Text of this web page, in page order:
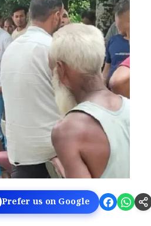
Prefer us on Google